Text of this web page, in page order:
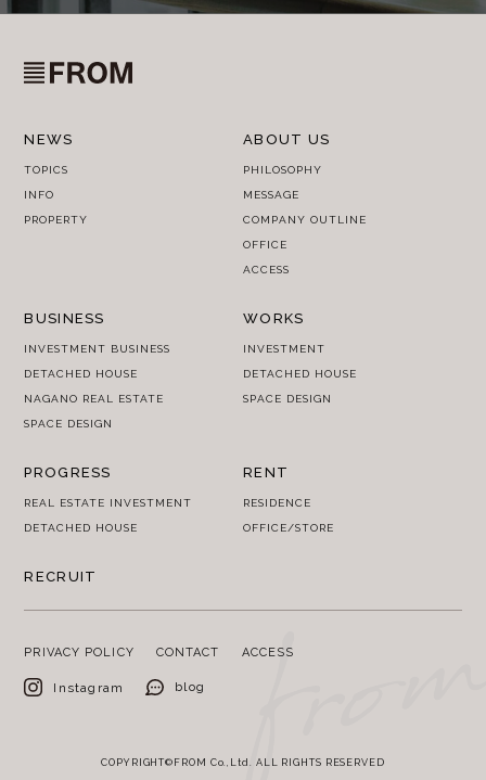
NEWS
TOPICS
INFO
PROPERTY
ABOUT US
PHILOSOPHY
MESSAGE
COMPANY OUTLINE
OFFICE
ACCESS
BUSINESS
INVESTMENT BUSINESS
DETACHED HOUSE
NAGANO REAL ESTATE
SPACE DESIGN
WORKS
INVESTMENT
DETACHED HOUSE
SPACE DESIGN
PROGRESS
REAL ESTATE INVESTMENT
DETACHED HOUSE
RENT
RESIDENCE
OFFICE/STORE
RECRUIT
PRIVACY POLICY CONTACT ACCESS
Instagram blog
COPYRIGHT©FROM Co.,Ltd. ALL RIGHTS RESERVED